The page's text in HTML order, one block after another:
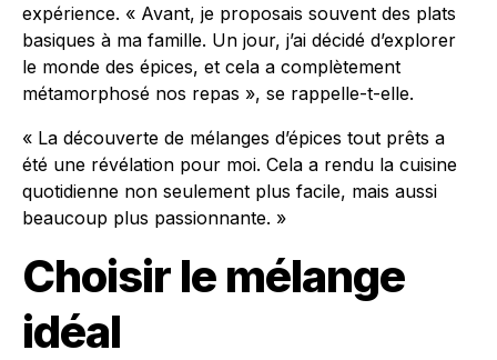
expérience. « Avant, je proposais souvent des plats
basiques à ma famille. Un jour, j’ai décidé d’explorer
le monde des épices, et cela a complètement
métamorphosé nos repas », se rappelle-t-elle.
« La découverte de mélanges d’épices tout prêts a
été une révélation pour moi. Cela a rendu la cuisine
quotidienne non seulement plus facile, mais aussi
beaucoup plus passionnante. »
Choisir le mélange
idéal